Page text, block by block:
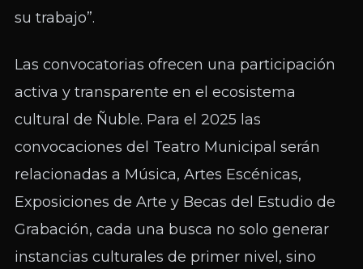
su trabajo”.
Las convocatorias ofrecen una participación
activa y transparente en el ecosistema
cultural de Ñuble. Para el 2025 las
convocaciones del Teatro Municipal serán
relacionadas a Música, Artes Escénicas,
Exposiciones de Arte y Becas del Estudio de
Grabación, cada una busca no solo generar
instancias culturales de primer nivel, sino